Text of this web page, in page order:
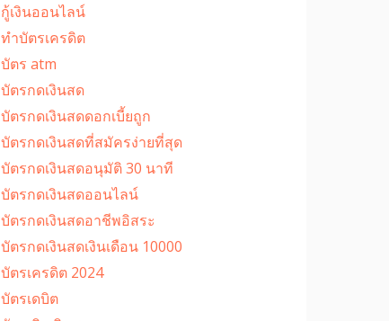
กู้เงินออนไลน์
ทำบัตรเครดิต
บัตร atm
บัตรกดเงินสด
บัตรกดเงินสดดอกเบี้ยถูก
บัตรกดเงินสดที่สมัครง่ายที่สุด
บัตรกดเงินสดอนุมัติ 30 นาที
บัตรกดเงินสดออนไลน์
บัตรกดเงินสดอาชีพอิสระ
บัตรกดเงินสดเงินเดือน 10000
บัตรเครดิต 2024
บัตรเดบิต